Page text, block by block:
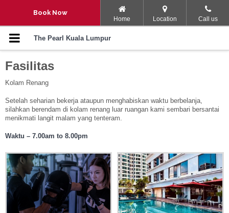
Navigation Menu
Galeri
Kamar
Restoran
Fasilitas
Fasilitas
Book Now
Home Location Call us
The Pearl Kuala Lumpur
Fasilitas
Kolam Renang
Setelah seharian bekerja ataupun menghabiskan waktu berbelanja,
silahkan berendam di kolam renang luar ruangan kami sembari bersantai
menikmati langit malam yang tenteram.
Waktu – 7.00am to 8.00pm